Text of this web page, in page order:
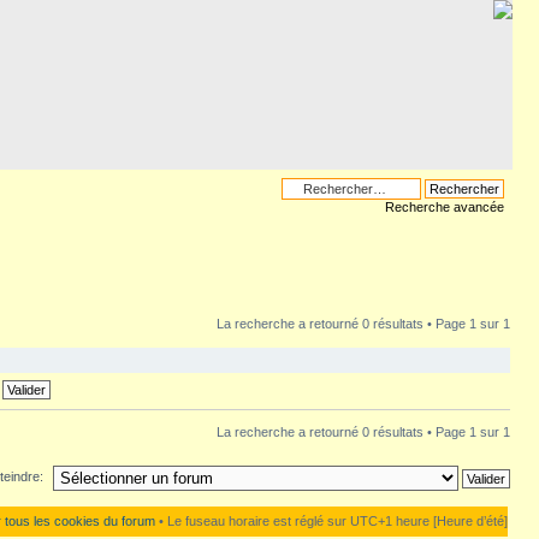
Recherche avancée
La recherche a retourné 0 résultats • Page 1 sur 1
La recherche a retourné 0 résultats • Page 1 sur 1
tous les cookies du forum • Le fuseau horaire est réglé sur UTC+1 heure [Heure d’été]